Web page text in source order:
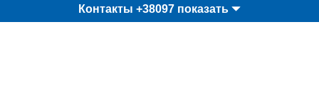
Контакты +38097 показать